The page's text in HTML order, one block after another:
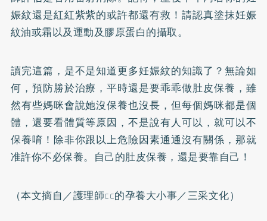
娠紋還是紅紅紫紫的或許都還有救！請認真塗抹妊娠
紋油或霜以及運動及膠原蛋白的攝取。
讀完這篇，是不是知道更多妊娠紋的知識了？無論如
何，預防勝於治療，平時還是要乖乖做肚皮保養，雖
然有些媽咪會說她沒保養也沒長，但每個媽咪都是個
體，還要看體質等原因，不是說有人可以，就可以不
保養唷！除非你跟以上危險因素通通沒有關係，那就
准許你不必保養。自己的肚皮保養，還是要靠自己！
（本文摘自／護理師cc的孕養大小事／三采文化）